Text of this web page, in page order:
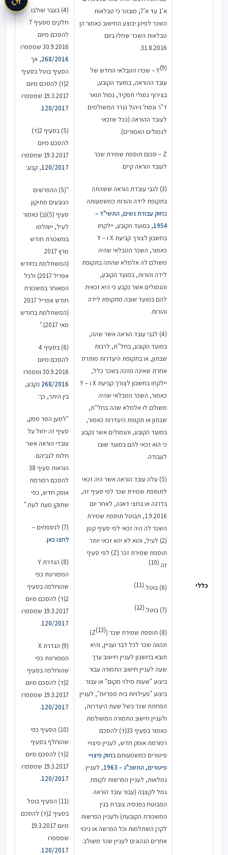
כללי
א'1 עד א'7; מובהר כי טבלאות
השכר לפיהן יבוצע החישוב כאמור הן
טבלאות השכר שחלו ביום
31.8.2016.
Y(9)
– שכרו הטבלאי החדש של
עובד ההוראה, במועד הקובע,
בצירוף גמולי תפקיד, גמול תואר
ד"ר וגמול ניהול נגרר המשולמים
לעובד ההוראה (ככל שזכאי
לגמולים האמורים).
Z – סכום תוספת שמירת שכר
לעובד הוראה קיים.
(3) לגבי עובדת הוראה ששהתה
בתקופת לידה והורות כמשמעותה
בחוק עבודת נשים, התשי"ד –
1954, במועד הקובע, יילקחו
בחשבון לצורך קביעת X ו – Y
כאמור, השכר הטבלאי שהיה
משולם לה אלמלא שהתה בתקופת
לידה והורות, במועד הקובע,
והגמולים אשר נקבע כי היא זכאית
להם במועד שובה מתקופת לידה
והורות.
(4) לגבי עובד הוראה אשר שהה,
במועד הקובע, בחל"ת, לרבות
שבתון, או בתקופת היעדרות מותרת
אחרת שאינה מזכה בשכר כלל,
יילקחו בחשבון לצורך קביעת X ו – Y
כאמור, השכר הטבלאי שהיה
משולם לו אלמלא שהה בחל"ת,
שבתון או תקופת היעדרות כאמור,
במועד הקובע, והגמולים אשר נקבע
כי הוא זכאי להם במועד שובו
לעבודה.
(5) עלה עובד הוראה אשר היה זכאי
לתוספת שמירת שכר לפי סעיף זה,
בדרגה או בחצי דאגה, לאחר יום
1.9.2016, תבוטל תוספת שמירת
השכר לה היה זכאי לפי סעיף קטן
(2) לעיל, והוא לא יהא זכאי יותר
תוספת שמירת זכר (Z) לפי סעיף
זה.(10)
(6) בוטל. (11)
(7) בוטל. (12)
(8) תוספת שמירת שכר (Z (13)
)
תהווה שכר לכל דבר ועניין, והיא
תובא בחשבון לעניין חישוב ערך
שעה לעניין חישוב התמורה עבור
ביצוע "שעות מילוי מקום" או עבור
ביצוע "פעילויות בית ספריות", לעניין
הפחתת שכר בשל שעת היעדרות,
ולעניין חישוב התמורה המשולמת
כאמור בסעיף 33(ד) להסכם
רפורמת אופק חדש, לעניין פיצויי
פיטורים כמשמעותם בחוק פיצויי
פיטורים, התשכ"ג – 1963
, לעניין
גמלאות, לעניין הפרשות לקופת
גמל לקצבה (עבור עובד הוראה
המבוטח בפנסיה צוברת בגין
המשכורת הקובעת) ולעניין הפרשות
לקרן השתלמות וכל הפרשה או ניכוי
אחרים הנהוגים לעניין שכר משולב.
(4) בעבר שולבו
חלקים מסעיף 7
להסכם מיום
30.9.2016 שמספרו
268/2016, אך
הסעיף בוטל בסעיף
2(ז) להסכם מיום
19.3.2017 שמספרו
120/2017
.
(5) בסעיף 2(ד)
להסכם מיום
19.3.2017 שמספרו
120/2017, קבע:
"(5) ההפרשים
הנובעים מתיקון
סעיף (5)(ב) כאמור
לעיל, ישולמו
במשכורת חודש
מרץ 2017
(המשתלמת בחודש
אפריל 2017) ולכל
המאוחר במשכורת
חודש אפריל 2017
(המשתלמת בחודש
מאי 2017)."
(6) בסעיף 4
להסכם מיום
30.9.2016 ומספרו
268/2016 נקבע,
בין היתר, כך:
"למען הסר ספק,
סעיף זה יחול על
עובדי הוראה אשר
חלות לגביהם
הוראות סעיף 38
להסכם רפורמת
אופק חדש, כפי
שתוקן מעת לעת."
(7) לנספחים –
לחצו כאן.
(8) הגדרת Y
המפורטת כפי
שהוחלפה בסעיף
2(ד) להסכם מיום
19.3.2017 שמספרו
120/2017
.
(9) הגדרת X
המפורטת כפי
שהוחלפה בסעיף
2(ד) להסכם מיום
19.3.2017 שמספרו
120/2017
.
(10) הסעיף כפי
שהוחלף בסעיף
2(ד) להסכם מיום
19.3.2017 שמספרו
120/2017
.
(11) הסעיף בוטל
בסעיף 2(ד) להסכם
מיום 19.3.2017
שמספרו
120/2017
.